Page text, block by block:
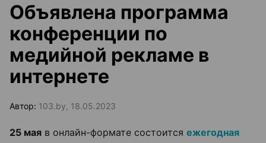
Объявлена программа
конференции по
медийной рекламе в
интернете
Автор: 103.by, 18.05.2023
25 мая в онлайн-формате состоится ежегодная